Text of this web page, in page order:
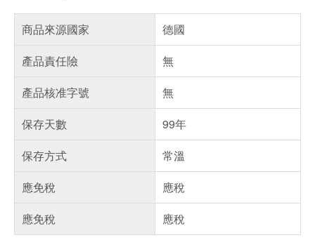
商品來源國家
德國
產品責任險
無
產品核准字號
無
保存天數
99年
保存方式
常溫
應免稅
應稅
應免稅
應稅